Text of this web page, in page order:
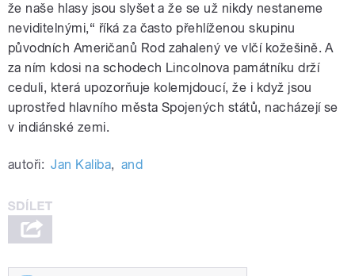
že naše hlasy jsou slyšet a že se už nikdy nestaneme
neviditelnými,“ říká za často přehlíženou skupinu
původních Američanů Rod zahalený ve vlčí kožešině. A
za ním kdosi na schodech Lincolnova památníku drží
ceduli, která upozorňuje kolemjdoucí, že i když jsou
uprostřed hlavního města Spojených států, nacházejí se
v indiánské zemi.
autoři: Jan Kaliba, and